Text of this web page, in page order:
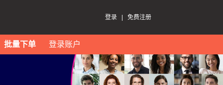
登录 免费注册
批量下单 登录账户